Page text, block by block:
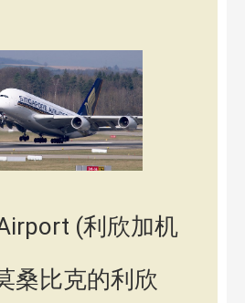
(利欣加机
桑比克的利欣